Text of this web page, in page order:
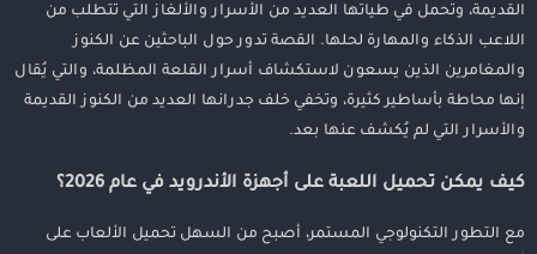
لماذا يجب عليك تجربة لعبة Karadiken Kalesinin Gizemi؟
نصائح للاستمتاع بأفضل تجربة
خاتمة
القديمة، وتحمل في طياتها العديد من الأسرار والألغاز التي تتطلب من
اللاعب الذكاء والمهارة لحلها. القصة تدور حول الباحثين عن الكنوز
والمغامرين الذين يسعون لاستكشاف أسرار القلعة المظلمة، والتي يُقال
إنها محاطة بأساطير كثيرة، وتخفي خلف جدرانها العديد من الكنوز القديمة
والأسرار التي لم يُكشف عنها بعد.
كيف يمكن تحميل اللعبة على أجهزة الأندرويد في عام 2026؟
مع التطور التكنولوجي المستمر، أصبح من السهل تحميل الألعاب على